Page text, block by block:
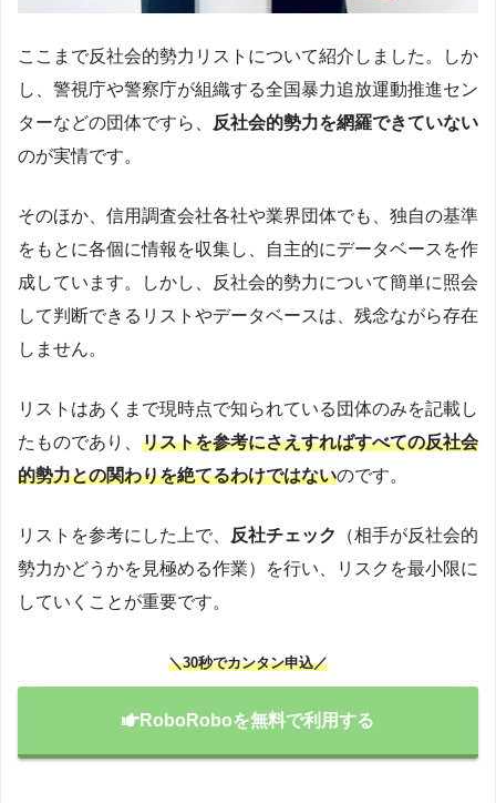
ここまで反社会的勢力リストについて紹介しました。しか
し、警視庁や警察庁が組織する全国暴力追放運動推進セン
ターなどの団体ですら、
反社会的勢力を網羅できていない
のが実情です。
そのほか、信用調査会社各社や業界団体でも、独自の基準
をもとに各個に情報を収集し、自主的にデータベースを作
成しています。しかし、反社会的勢力について簡単に照会
して判断できるリストやデータベースは、残念ながら存在
しません。
リストはあくまで現時点で知られている団体のみを記載し
たものであり、 リストを参考にさえすればすべての反社会
的勢力との関わりを絶てるわけではないのです。
リストを参考にした上で、 反社チェック
（相手が反社会的
勢力かどうかを見極める作業）を行い、リスクを最小限に
していくことが重要です。
＼30秒でカンタン申込／
RoboRoboを無料で利用する